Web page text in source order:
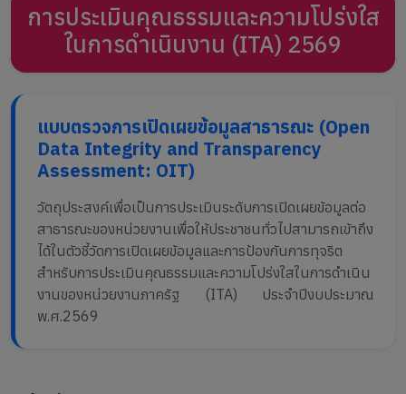
การประเมินคุณธรรมและความโปร่งใส
ในการดำเนินงาน (ITA) 2569
แบบตรวจการเปิดเผยข้อมูลสาธารณะ (Open
Data Integrity and Transparency
Assessment: OIT)
วัตถุประสงค์เพื่อเป็นการประเมินระดับการเปิดเผยข้อมูลต่อ
สาธารณะของหน่วยงานเพื่อให้ประชาชนทั่วไปสามารถเข้าถึง
ได้ในตัวชี้วัดการเปิดเผยข้อมูลและการป้องกันการทุจริต
สำหรับการประเมินคุณธรรมและความโปร่งใสในการดำเนิน
งานของหน่วยงานภาครัฐ (ITA) ประจำปีงบประมาณ
พ.ศ.2569